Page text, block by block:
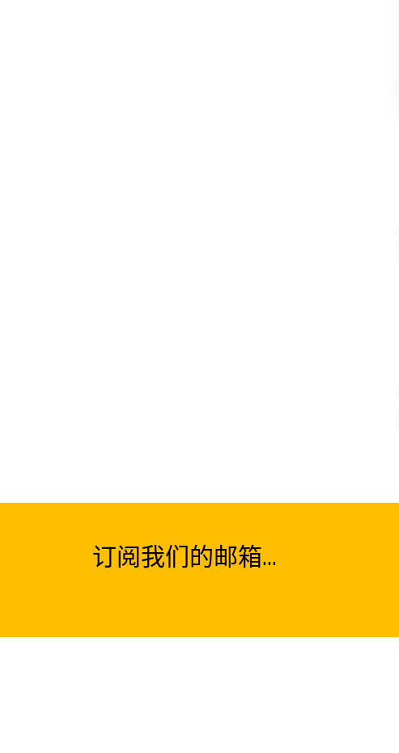
订阅我们的邮箱...